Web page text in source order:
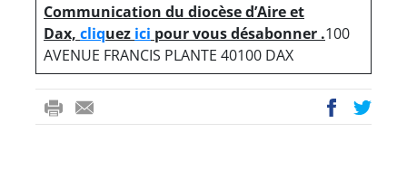
Communication du diocèse d’Aire et
Dax, cliquez ici pour vous désabonner .100
AVENUE FRANCIS PLANTE 40100 DAX
ri
-
ac
wi